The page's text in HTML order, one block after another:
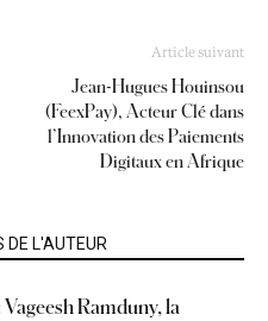
Article suivant
Jean-Hugues Houinsou
(FeexPay), Acteur Clé dans
l’Innovation des Paiements
Digitaux en Afrique
DE L'AUTEUR
Ramduny, la